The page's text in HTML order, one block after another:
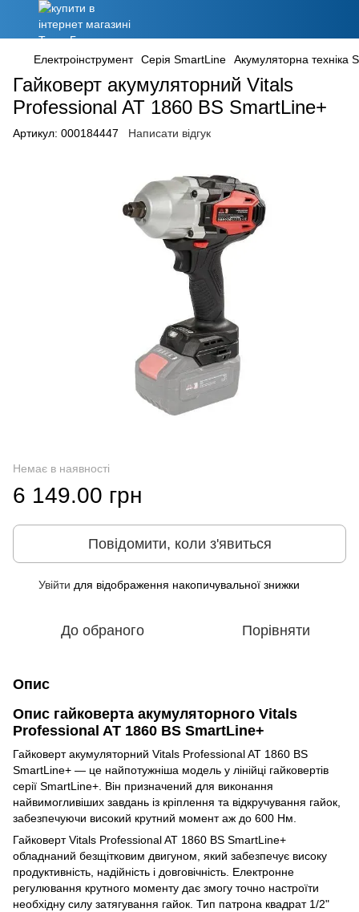
Електроінструмент Серія SmartLine Акумуляторна техніка
Гайковерт акумуляторний Vitals
Professional AT 1860 BS SmartLine+
Артикул: 000184447 Написати відгук
Немає в наявності
6 149.00 грн
Повідомити, коли з'явиться
Увійти для відображення накопичувальної знижки
До обраного Порівняти
Опис
Опис гайковерта акумуляторного Vitals
Professional AT 1860 BS SmartLine+
Гайковерт акумуляторний Vitals Professional AT 1860 BS
SmartLine+ — це найпотужніша модель у лінійці гайковертів
серії SmartLine+. Він призначений для виконання
найвимогливіших завдань із кріплення та відкручування гайок,
забезпечуючи високий крутний момент аж до 600 Нм.
Гайковерт Vitals Professional AT 1860 BS SmartLine+
обладнаний безщітковим двигуном, який забезпечує високу
продуктивність, надійність і довговічність. Електронне
регулювання крутного моменту дає змогу точно настроїти
необхідну силу затягування гайок. Тип патрона квадрат 1/2"